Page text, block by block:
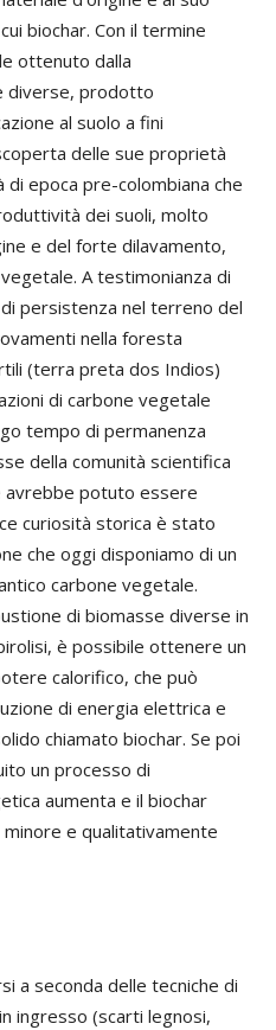
biochar. Con il termine
ottenuto dalla
diverse, prodotto
al suolo a fini
delle sue proprietà
di epoca pre-colombiana che
dei suoli, molto
e del forte dilavamento,
A testimonianza di
persistenza nel terreno del
nella foresta
(terra preta dos Indios)
di carbone vegetale
tempo di permanenza
della comunità scientifica
avrebbe potuto essere
curiosità storica è stato
che oggi disponiamo di un
carbone vegetale.
di biomasse diverse in
è possibile ottenere un
calorifico, che può
di energia elettrica e
chiamato biochar. Se poi
un processo di
aumenta e il biochar
e qualitativamente
a seconda delle tecniche di
ingresso (scarti legnosi,